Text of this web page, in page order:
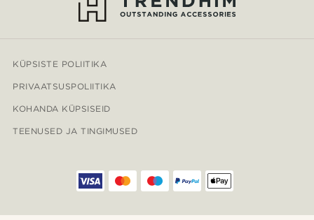
KÜPSISTE POLIITIKA
PRIVAATSUSPOLIITIKA
KOHANDA KÜPSISEID
TEENUSED JA TINGIMUSED